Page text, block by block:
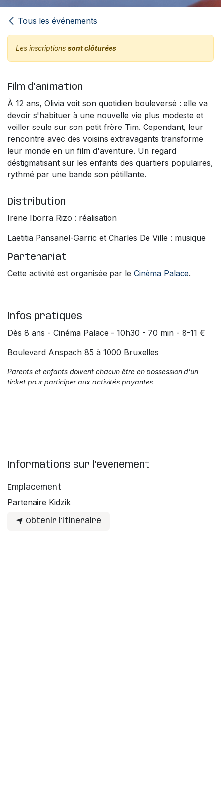
Tous les événements
Les inscriptions sont clôturées
Film d'animation
À 12 ans, Olivia voit son quotidien bouleversé : elle va
devoir s'habituer à une nouvelle vie plus modeste et
veiller seule sur son petit frère Tim. Cependant, leur
rencontre avec des voisins extravagants transforme
leur monde en un film d'aventure. Un regard
déstigmatisant sur les enfants des quartiers populaires,
rythmé par une bande son pétillante.
Distribution
Irene Iborra Rizo : réalisation
Laetitia Pansanel-Garric et Charles De Ville : musique
Partenariat
Cette activité est organisée par le Cinéma Palace.
Infos pratiques
Dès 8 ans - Cinéma Palace - 10h30 - 70 min - 8-11 €
Boulevard Anspach 85 à 1000 Bruxelles
Parents et enfants doivent chacun être en possession d'un
ticket pour participer aux activités payantes.
Informations sur l'événement
Emplacement
Partenaire Kidzik
Obtenir l'itinéraire